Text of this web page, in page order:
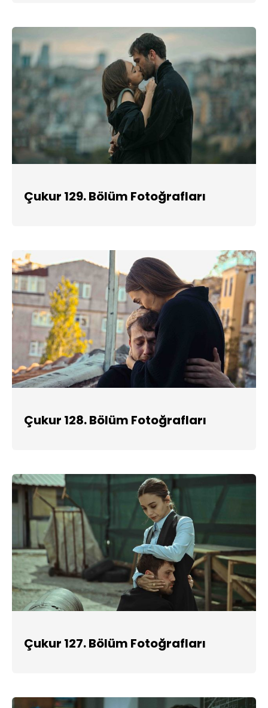
Çukur 129. Bölüm Fotoğrafları
Çukur 128. Bölüm Fotoğrafları
Çukur 127. Bölüm Fotoğrafları